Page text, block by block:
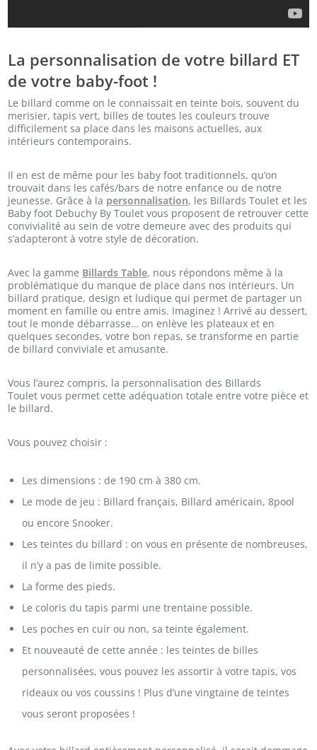
La personnalisation de votre billard ET
de votre baby-foot !
Le billard comme on le connaissait en teinte bois, souvent du
merisier, tapis vert, billes de toutes les couleurs trouve
difficilement sa place dans les maisons actuelles, aux
intérieurs contemporains.
Il en est de même pour les baby foot traditionnels, qu’on
trouvait dans les cafés/bars de notre enfance ou de notre
jeunesse. Grâce à la personnalisation, les Billards Toulet et les
Baby foot Debuchy By Toulet vous proposent de retrouver cette
convivialité au sein de votre demeure avec des produits qui
s’adapteront à votre style de décoration.
Avec la gamme Billards Table, nous répondons même à la
problématique du manque de place dans nos intérieurs. Un
billard pratique, design et ludique qui permet de partager un
moment en famille ou entre amis. Imaginez ! Arrivé au dessert,
tout le monde débarrasse… on enlève les plateaux et en
quelques secondes, votre bon repas, se transforme en partie
de billard conviviale et amusante.
Vous l’aurez compris, la personnalisation des Billards
Toulet vous permet cette adéquation totale entre votre pièce et
le billard.
Vous pouvez choisir :
Les dimensions : de 190 cm à 380 cm.
Le mode de jeu : Billard français, Billard américain, 8pool
ou encore Snooker.
Les teintes du billard : on vous en présente de nombreuses,
il n’y a pas de limite possible.
La forme des pieds.
Le coloris du tapis parmi une trentaine possible.
Les poches en cuir ou non, sa teinte également.
Et nouveauté de cette année : les teintes de billes
personnalisées, vous pouvez les assortir à votre tapis, vos
rideaux ou vos coussins ! Plus d’une vingtaine de teintes
vous seront proposées !